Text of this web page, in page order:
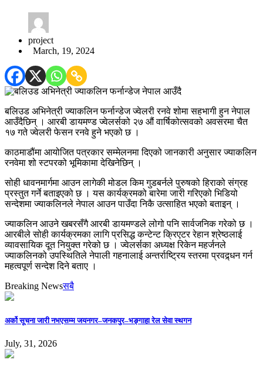
project
March, 19, 2024
बलिउड अभिनेत्री ज्याकलिन फर्नान्डेज ज्वेलरी रनवे शोमा सहभागी हुन नेपाल
आउँदैछिन् । आरबी डायमण्ड ज्वेलर्सको २७ औं वार्षिकोत्सवको अवसरमा चैत
१७ गते ज्वेलरी फेसन रनवे हुने भएको छ ।
काठमाडौंमा आयोजित पत्रकार सम्मेलनमा दिएको जानकारी अनुसार ज्याकलिन
रनवेमा शो स्टपरको भूमिकामा देखिनेछिन् ।
सोही धावनमार्गमा आउन लागेकी मोडल किम गुडबर्नले पुरुषको हिराको संग्रह
प्रस्तुत गर्ने बताइएको छ । यस कार्यक्रमको बारेमा जारी गरिएको भिडियो
सन्देशमा ज्याकलिनले नेपाल आउन पाउँदा निकै उत्साहित भएको बताइन् ।
ज्याकलिन आउने खबरसँगै आरबी डायमण्डले लोगो पनि सार्वजनिक गरेको छ ।
आरबीले सोही कार्यक्रमका लागि प्रसिद्ध कन्टेन्ट क्रिएटर रेहान श्रेष्ठलाई
व्यावसायिक दूत नियुक्त गरेको छ । ज्वेलर्सका अध्यक्ष रिकेन महर्जनले
ज्याकलिनको उपस्थितिले नेपाली गहनालाई अन्तर्राष्ट्रिय स्तरमा प्रवद्र्धन गर्न
महत्वपूर्ण सन्देश दिने बताए ।
Breaking Newsसबै
अर्को सूचना जारी नभएसम्म जयनगर–जनकपुर–भङ्गाहा रेल सेवा स्थगन
July, 31, 2026